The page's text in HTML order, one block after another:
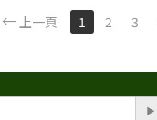
上一頁 1 2 3